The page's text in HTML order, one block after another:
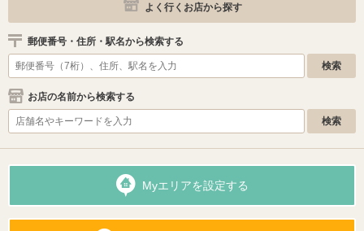
よく行くお店から探す
郵便番号・住所・駅名から検索する
お店の名前から検索する
Myエリアを設定する